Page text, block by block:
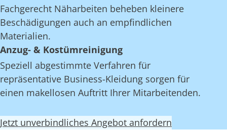
Fachgerecht Näharbeiten beheben kleinere
Beschädigungen auch an empfindlichen
Materialien.
Anzug- & Kostümreinigung
Speziell abgestimmte Verfahren für
repräsentative Business-Kleidung sorgen für
einen makellosen Auftritt Ihrer Mitarbeitenden.
Jetzt unverbindliches Angebot anfordern